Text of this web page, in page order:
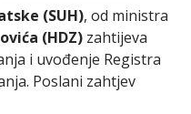
(SUH), od ministra
(HDZ)zahtijeva
i uvođenje Registra
Poslani zahtjev